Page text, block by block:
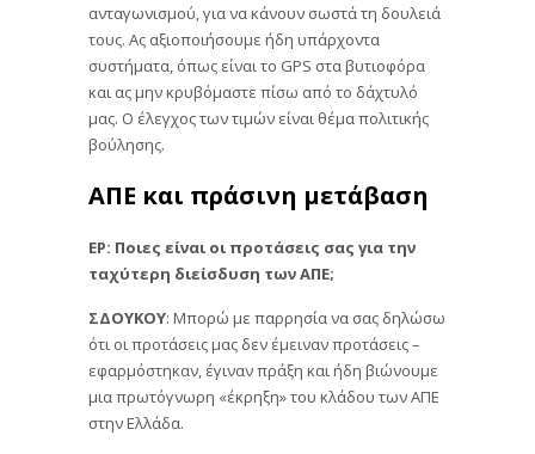
ανταγωνισμού, για να κάνουν σωστά τη δουλειά
τους. Ας αξιοποιήσουμε ήδη υπάρχοντα
συστήματα, όπως είναι το GPS στα βυτιοφόρα
και ας μην κρυβόμαστε πίσω από το δάχτυλό
μας. Ο έλεγχος των τιμών είναι θέμα πολιτικής
βούλησης.
ΑΠΕ και πράσινη μετάβαση
ΕΡ: Ποιες είναι οι προτάσεις σας για την
ταχύτερη διείσδυση των ΑΠΕ;
ΣΔΟΥΚΟΥ: Μπορώ με παρρησία να σας δηλώσω
ότι οι προτάσεις μας δεν έμειναν προτάσεις –
εφαρμόστηκαν, έγιναν πράξη και ήδη βιώνουμε
μια πρωτόγνωρη «έκρηξη» του κλάδου των ΑΠΕ
στην Ελλάδα.